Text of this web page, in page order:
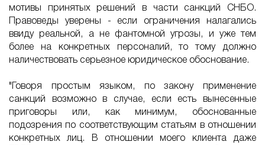
мотивы принятых решений в части санкций СНБО.
Правоведы уверены - если ограничения налагались
ввиду реальной, а не фантомной угрозы, и уже тем
более на конкретных персоналий, то тому должно
наличествовать серьезное юридическое обоснование.
"Говоря простым языком, по закону применение
санкций возможно в случае, если есть вынесенные
приговоры или, как минимум, обоснованные
подозрения по соответствующим статьям в отношении
конкретных лиц. В отношении моего клиента даже